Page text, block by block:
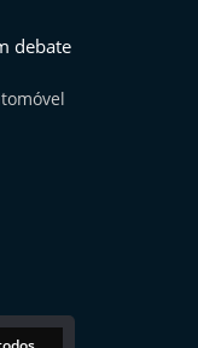
debate